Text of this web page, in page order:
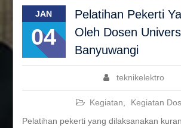
JAN
04
Pelatihan Pekerti
Oleh Dosen
Banyuwangi
teknikelektro
Kegiatan
Kegiatan
Pelatihan pekerti yang dilaksanakan